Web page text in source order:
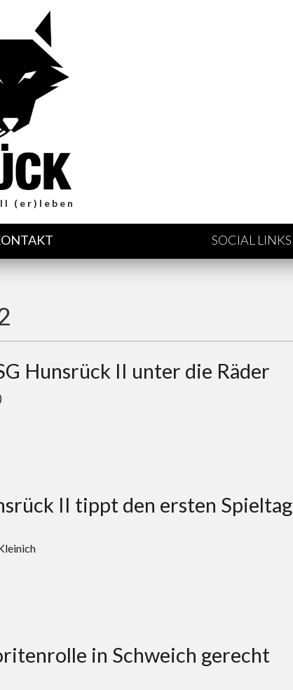
(er)leben
SOCIAL LINKS
Hunsrück II unter die Räder
II tippt den ersten Spieltag
in Schweich gerecht